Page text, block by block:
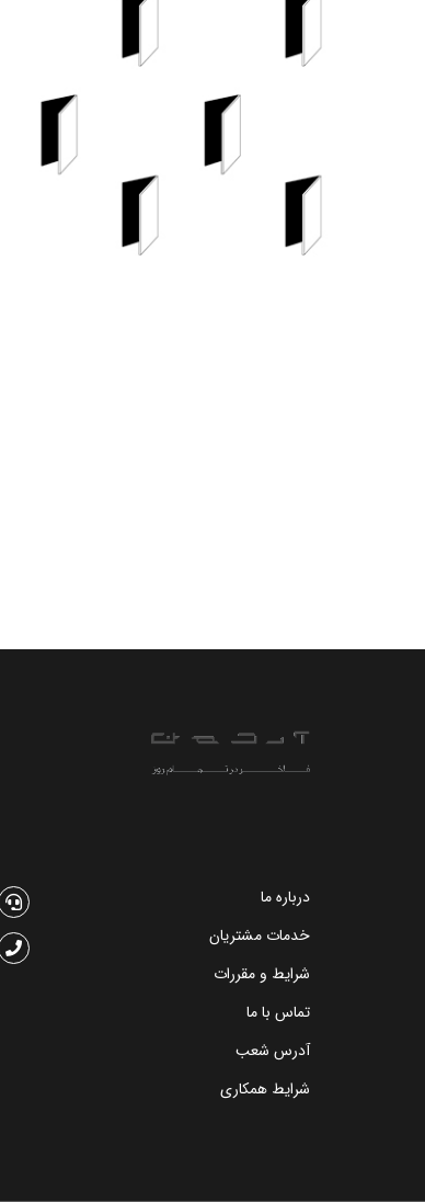
درباره ما
خدمات مشتریان
شرایط و مقررات
تماس با ما
آدرس شعب
شرایط همکاری